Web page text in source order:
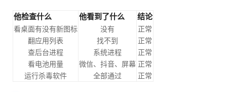
他检查什么 他看到了什么 结论
看桌面有没有新图标 没有
正常
翻应用列表
找不到
正常
查后台进程
系统进程
正常
看电池用量
微信、抖音、屏幕 正常
运行杀毒软件
全部通过 正常